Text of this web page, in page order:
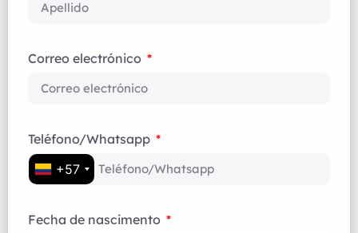
Correo electrónico
Teléfono/Whatsapp
+57
Fecha de nascimento